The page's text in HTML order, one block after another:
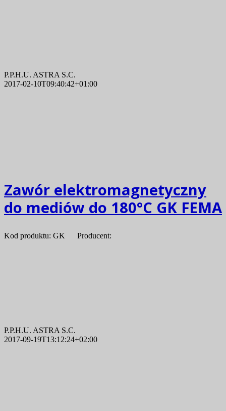
P.P.H.U. ASTRA S.C.
2017-02-10T09:40:42+01:00
Zawór elektromagnetyczny
do mediów do 180°C GK FEMA
Kod produktu: GK Producent:
P.P.H.U. ASTRA S.C.
2017-09-19T13:12:24+02:00